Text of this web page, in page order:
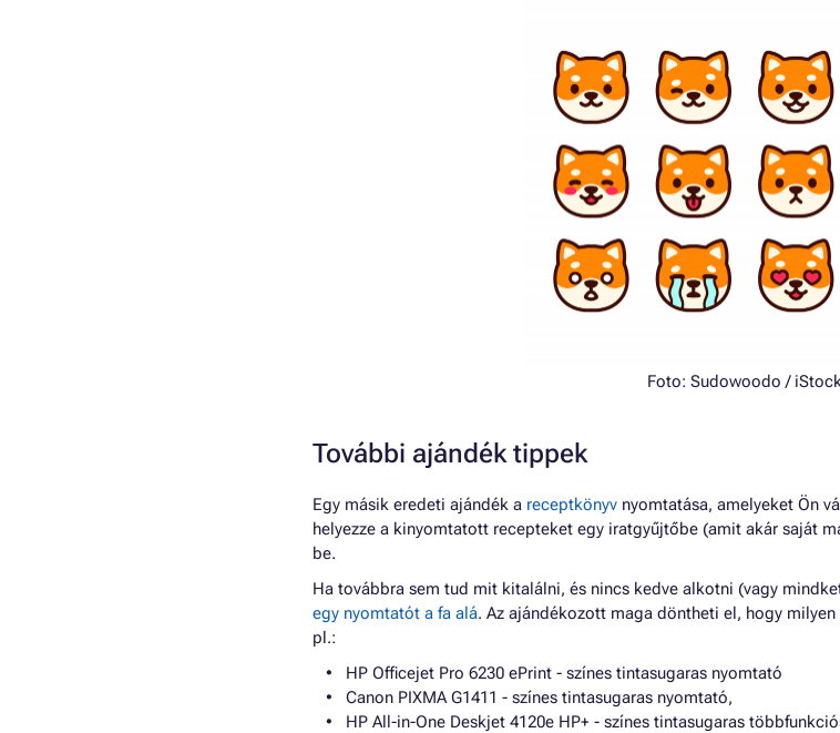
Foto: Sudowoodo /
További ajándék tippek
Egy másik eredeti ajándék a receptkönyv nyomtatása, amelyeket Ön
helyezze a kinyomtatott recepteket egy iratgyűjtőbe (amit akár saját
be.
Ha továbbra sem tud mit kitalálni, és nincs kedve alkotni (vagy
egy nyomtatót a fa alá. Az ajándékozott maga döntheti el, hogy
pl.:
HP Officejet Pro 6230 ePrint - színes tintasugaras nyomtató
Canon PIXMA G1411 - színes tintasugaras nyomtató,
HP All-in-One Deskjet 4120e HP+ - színes tintasugaras